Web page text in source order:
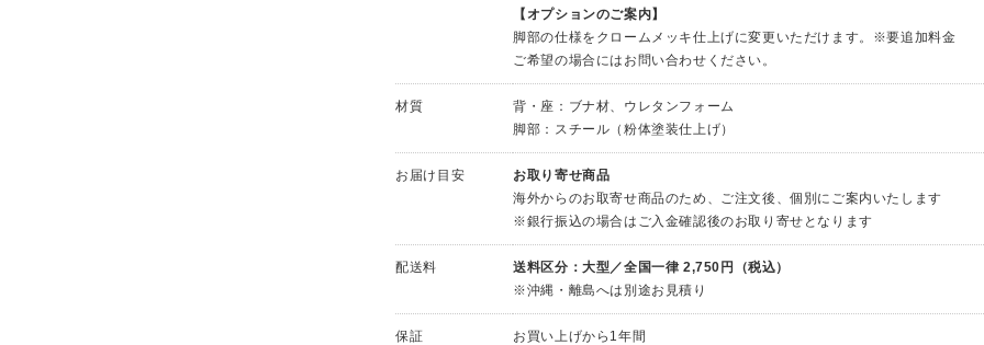
【オプションのご案内】
脚部の仕様をクロームメッキ仕上げに変更いただけます。※要追加料金
ご希望の場合にはお問い合わせください。
材質
背・座：ブナ材、ウレタンフォーム
脚部：スチール（粉体塗装仕上げ）
お届け目安
お取り寄せ商品
海外からのお取寄せ商品のため、ご注文後、個別にご案内いたします
※銀行振込の場合はご入金確認後のお取り寄せとなります
配送料
送料区分：大型／全国一律 2,750円（税込）
※沖縄・離島へは別途お見積り
保証 お買い上げから1年間